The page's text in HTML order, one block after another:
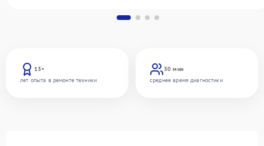
13+
лет опыта в ремонте техники
30 мин
среднее время диагностики